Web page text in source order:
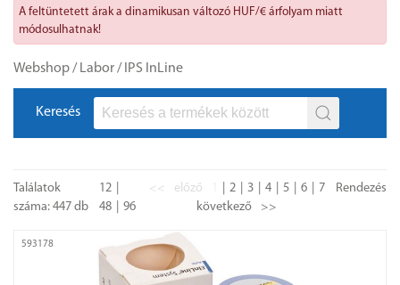
A feltüntetett árak a dinamikusan változó HUF/€ árfolyam miatt
módosulhatnak!
Webshop/ Labor/ IPS InLine
Keresés
Találatok
száma: 447 db
12
48
96
<< előző 2 3 4 5 6
7
következő
>>
Rendezés
593178